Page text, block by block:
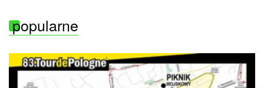
popularne